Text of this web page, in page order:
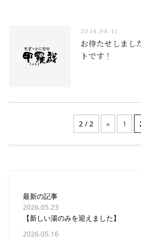
2014.04.11
お待たせしま
トです！
2 / 2 « 1
最新の記事
2026.05.23
【新しい湯のみを迎えました】
2026.05.16